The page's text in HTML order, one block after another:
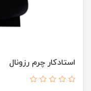
استادکار چرم رزونال